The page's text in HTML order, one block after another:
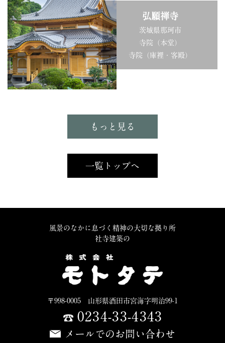
弘願禅寺
茨城県那珂市
寺院（本堂）
寺院（庫裡・客殿）
もっと見る
一覧トップへ
風景のなかに息づく精神の大切な拠り所
社寺建築の
〒998-0005 山形県酒田市宮海字明治99-1
0234-33-4343
メールでのお問い合わせ